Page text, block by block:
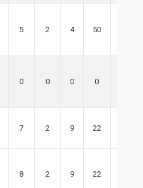
5 2 4 50
0 0 0 0
7 2 9 22
8 2 9 22